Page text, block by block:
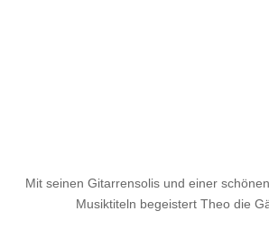
Mit seinen Gitarrensolis und einer
Musiktiteln begeistert Theo die